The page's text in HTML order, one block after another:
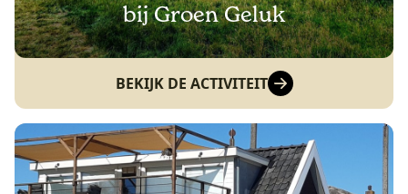
bij Groen Geluk
BEKIJK DE ACTIVITEIT